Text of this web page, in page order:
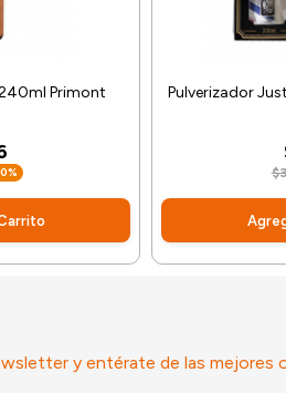
Primont Pulverizador
y entérate de las mejores